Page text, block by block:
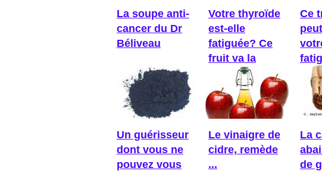
La soupe anti-
cancer du Dr
Béliveau
Votre thyroïde
est-elle
fatiguée? Ce
fruit va la
réveiller!
Ce
Un guérisseur
dont vous ne
pouvez vous
Le vinaigre de
cidre, remède
...
La
de